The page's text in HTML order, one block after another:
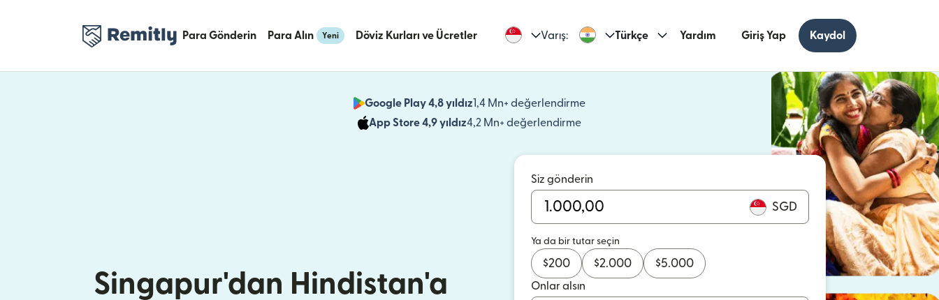
Para Gönderin Para Alın Yeni Döviz Kurları ve Ücretler Varış: Türkçe Yardım Giriş Yap Kaydol
Google Play 4,8 yıldız1,4 Mn+ değerlendirme
App Store 4,9 yıldız4,2 Mn+ değerlendirme
Singapur'dan Hindistan'a
Siz gönderin
SGD
Ya da bir tutar seçin
$200 $2.000 $5.000
Onlar alsın